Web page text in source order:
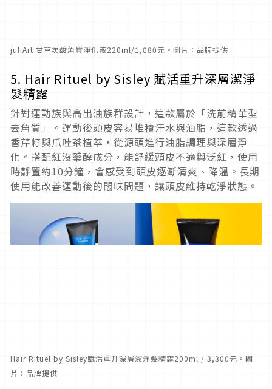
juliArt 甘草次酸角質淨化液220ml/1,080元。圖片：品牌提供
5. Hair Rituel by Sisley 賦活重升深層潔淨
髮精露
針對運動族與高出油族群設計，這款屬於「洗前精華型
去角質」。運動後頭皮容易堆積汗水與油脂，這款透過
香芹籽與爪哇茶植萃，從源頭進行油脂調理與深層淨
化。搭配紅沒藥醇成分，能舒緩頭皮不適與泛紅，使用
時靜置約10分鐘，會感受到頭皮逐漸清爽、降溫。長期
使用能改善運動後的悶味問題，讓頭皮維持乾淨狀態。
Hair Rituel by Sisley賦活重升深層潔淨髮精露200ml / 3,300元。圖
片：品牌提供